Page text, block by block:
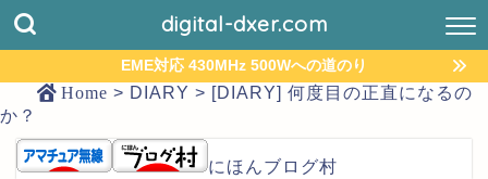
digital-dxer.com
EME対応 430MHz 500Wへの道のり
Home > DIARY > [DIARY] 何度目の正直になるの
か？
にほんブログ村